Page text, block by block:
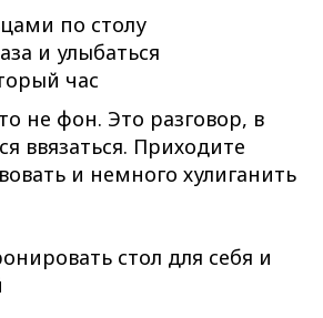
по столу
и улыбаться
час
не фон. Это разговор, в
ввязаться. Приходите
и немного хулиганить
стол для себя и